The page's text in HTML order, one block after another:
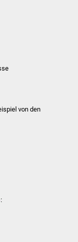
von den
: